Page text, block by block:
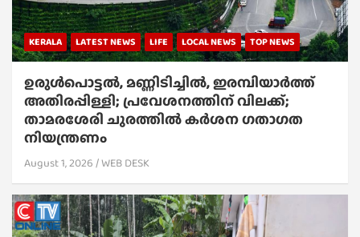
KERALA LATEST NEWS LIFE LOCAL NEWS TOP NEWS
ഉരുൾപൊട്ടൽ, മണ്ണിടിച്ചിൽ, ഇരമ്പിയാര്‍ത്ത്
അതിരപ്പിള്ളി; പ്രവേശനത്തിന് വിലക്ക്;
താമരശേരി ചുരത്തില്‍ കര്‍ശന ഗതാഗത
നിയന്ത്രണം
August 1, 2026 WEB DESK